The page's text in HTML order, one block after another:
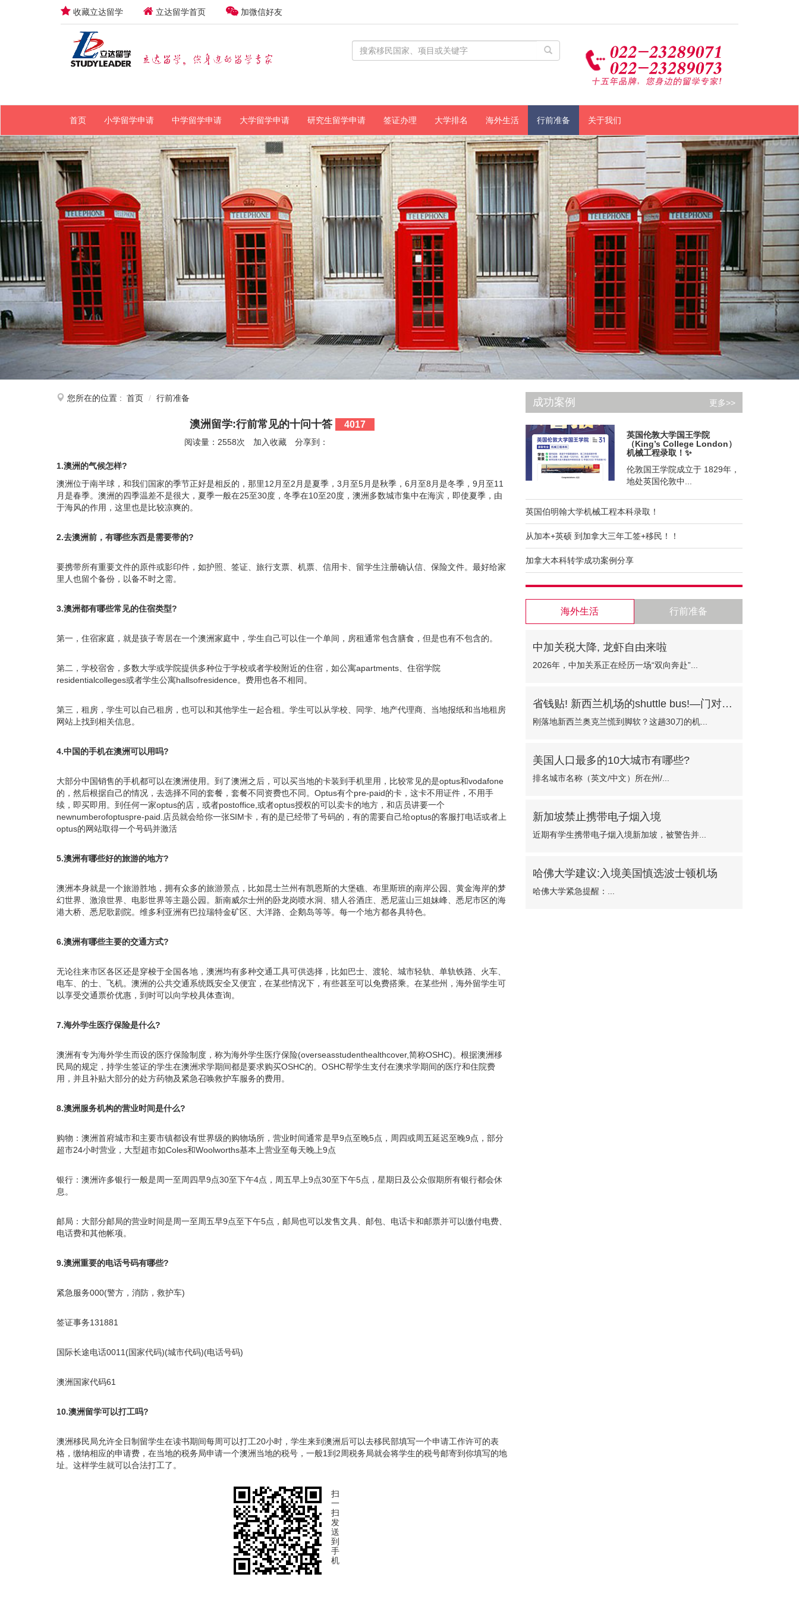
收藏立达留学 立达留学首页 加微信好友
首页 小学留学申请 中学留学申请 大学留学申请 研究生留学申请 签证办理 大学排名 海外生活 行前准备 关于我们
您所在的位置 : 首页 行前准备
澳洲留学:行前常见的十问十答 4017
阅读量：2558次 加入收藏 分享到：
1.澳洲的气候怎样?
澳洲位于南半球，和我们国家的季节正好是相反的，那里12月至2月是夏季，3月至5月是秋季，6月至8月是冬季，9月至11
月是春季。澳洲的四季温差不是很大，夏季一般在25至30度，冬季在10至20度，澳洲多数城市集中在海滨，即使夏季，由
于海风的作用，这里也是比较凉爽的。
2.去澳洲前，有哪些东西是需要带的?
要携带所有重要文件的原件或影印件，如护照、签证、旅行支票、机票、信用卡、留学生注册确认信、保险文件。最好给家
里人也留个备份，以备不时之需。
3.澳洲都有哪些常见的住宿类型?
第一，住宿家庭，就是孩子寄居在一个澳洲家庭中，学生自己可以住一个单间，房租通常包含膳食，但是也有不包含的。
第二，学校宿舍，多数大学或学院提供多种位于学校或者学校附近的住宿，如公寓apartments、住宿学院
residentialcolleges或者学生公寓hallsofresidence。费用也各不相同。
第三，租房，学生可以自己租房，也可以和其他学生一起合租。学生可以从学校、同学、地产代理商、当地报纸和当地租房
网站上找到相关信息。
4.中国的手机在澳洲可以用吗?
大部分中国销售的手机都可以在澳洲使用。到了澳洲之后，可以买当地的卡装到手机里用，比较常见的是optus和vodafone
的，然后根据自己的情况，去选择不同的套餐，套餐不同资费也不同。Optus有个pre-paid的卡，这卡不用证件，不用手
续，即买即用。到任何一家optus的店，或者postoffice,或者optus授权的可以卖卡的地方，和店员讲要一个
newnumberofoptuspre-paid.店员就会给你一张SIM卡，有的是已经带了号码的，有的需要自己给optus的客服打电话或者上
optus的网站取得一个号码并激活
5.澳洲有哪些好的旅游的地方?
澳洲本身就是一个旅游胜地，拥有众多的旅游景点，比如昆士兰州有凯恩斯的大堡礁、布里斯班的南岸公园、黄金海岸的梦
幻世界、激浪世界、电影世界等主题公园。新南威尔士州的卧龙岗喷水洞、猎人谷酒庄、悉尼蓝山三姐妹峰、悉尼市区的海
港大桥、悉尼歌剧院。维多利亚洲有巴拉瑞特金矿区、大洋路、企鹅岛等等。每一个地方都各具特色。
6.澳洲有哪些主要的交通方式?
无论往来市区各区还是穿梭于全国各地，澳洲均有多种交通工具可供选择，比如巴士、渡轮、城市轻轨、单轨铁路、火车、
电车、的士、飞机。澳洲的公共交通系统既安全又便宜，在某些情况下，有些甚至可以免费搭乘。在某些州，海外留学生可
以享受交通票价优惠，到时可以向学校具体查询。
7.海外学生医疗保险是什么?
澳洲有专为海外学生而设的医疗保险制度，称为海外学生医疗保险(overseasstudenthealthcover,简称OSHC)。根据澳洲移
民局的规定，持学生签证的学生在澳洲求学期间都是要求购买OSHC的。OSHC帮学生支付在澳求学期间的医疗和住院费
用，并且补贴大部分的处方药物及紧急召唤救护车服务的费用。
8.澳洲服务机构的营业时间是什么?
购物：澳洲首府城市和主要市镇都设有世界级的购物场所，营业时间通常是早9点至晚5点，周四或周五延迟至晚9点，部分
超市24小时营业，大型超市如Coles和Woolworths基本上营业至每天晚上9点
银行：澳洲许多银行一般是周一至周四早9点30至下午4点，周五早上9点30至下午5点，星期日及公众假期所有银行都会休
息。
邮局：大部分邮局的营业时间是周一至周五早9点至下午5点，邮局也可以发售文具、邮包、电话卡和邮票并可以缴付电费、
电话费和其他帐项。
9.澳洲重要的电话号码有哪些?
紧急服务000(警方，消防，救护车)
签证事务131881
国际长途电话0011(国家代码)(城市代码)(电话号码)
澳洲国家代码61
10.澳洲留学可以打工吗?
澳洲移民局允许全日制留学生在读书期间每周可以打工20小时，学生来到澳洲后可以去移民部填写一个申请工作许可的表
格，缴纳相应的申请费，在当地的税务局申请一个澳洲当地的税号，一般1到2周税务局就会将学生的税号邮寄到你填写的地
址。这样学生就可以合法打工了。
扫
一
扫
发
送
到
手
机
成功案例 更多>>
英国伦敦大学国王学院
（King’s College London）
机械工程录取！✨
伦敦国王学院成立于 1829年，
地处英国伦敦中...
英国伯明翰大学机械工程本科录取！
从加本+英硕 到加拿大三年工签+移民！！
加拿大本科转学成功案例分享
海外生活 行前准备
中加关税大降, 龙虾自由来啦
2026年，中加关系正在经历一场“双向奔赴”...
省钱贴! 新西兰机场的shuttle bus!—门对门只需30纽币
刚落地新西兰奥克兰慌到脚软？这趟30刀的机...
美国人口最多的10大城市有哪些?
排名城市名称（英文/中文）所在州/...
新加坡禁止携带电子烟入境
近期有学生携带电子烟入境新加坡，被警告并...
哈佛大学建议:入境美国慎选波士顿机场
哈佛大学紧急提醒：...